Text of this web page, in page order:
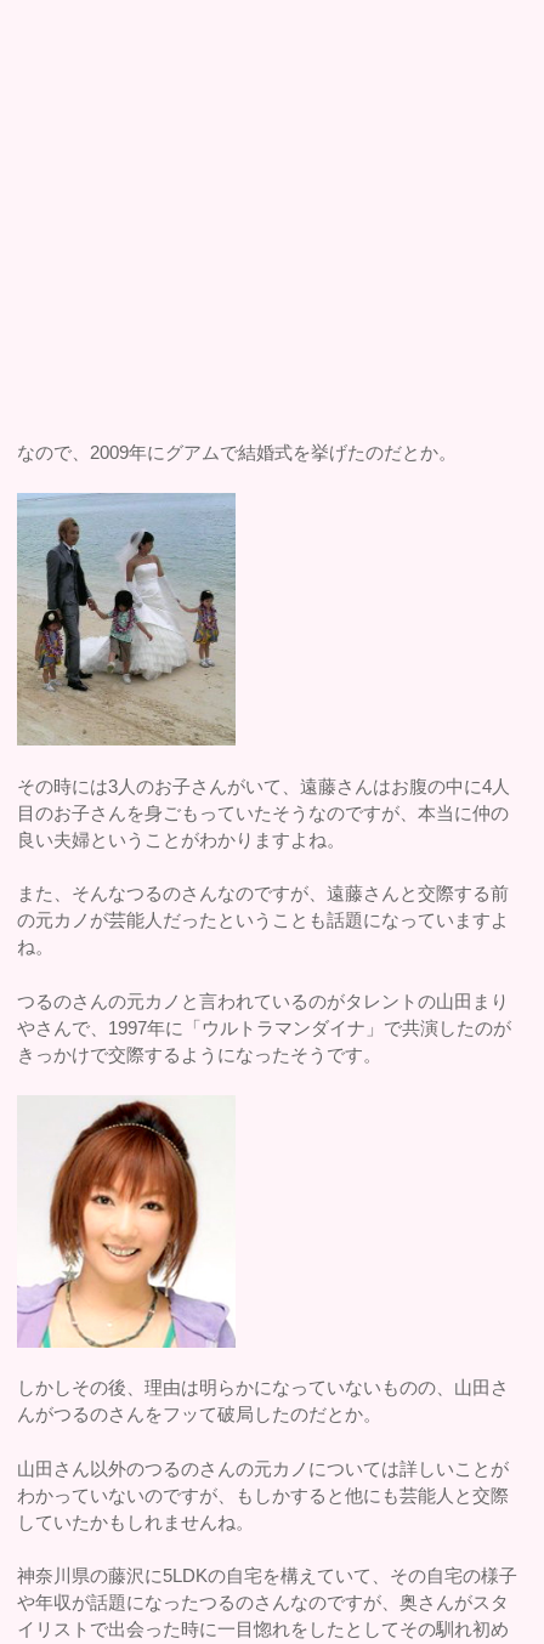
なので、2009年にグアムで結婚式を挙げたのだとか。
その時には3人のお子さんがいて、遠藤さんはお腹の中に4人
目のお子さんを身ごもっていたそうなのですが、本当に仲の
良い夫婦ということがわかりますよね。
また、そんなつるのさんなのですが、遠藤さんと交際する前
の元カノが芸能人だったということも話題になっていますよ
ね。
つるのさんの元カノと言われているのがタレントの山田まり
やさんで、1997年に「ウルトラマンダイナ」で共演したのが
きっかけで交際するようになったそうです。
しかしその後、理由は明らかになっていないものの、山田さ
んがつるのさんをフッて破局したのだとか。
山田さん以外のつるのさんの元カノについては詳しいことが
わかっていないのですが、もしかすると他にも芸能人と交際
していたかもしれませんね。
神奈川県の藤沢に5LDKの自宅を構えていて、その自宅の様子
や年収が話題になったつるのさんなのですが、奥さんがスタ
イリストで出会った時に一目惚れをしたとしてその馴れ初め